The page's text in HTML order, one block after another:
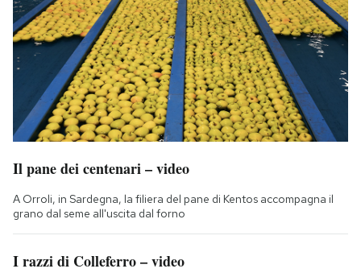
Il pane dei centenari – video
A Orroli, in Sardegna, la filiera del pane di Kentos accompagna il
grano dal seme all'uscita dal forno
I razzi di Colleferro – video